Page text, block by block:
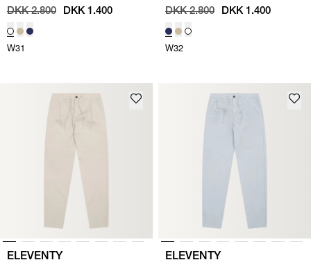
HVID
DKK 2.800 DKK 1.400
W31
NAVY
DKK 2.800 DKK 1.400
W32
ELEVENTY ELEVENTY